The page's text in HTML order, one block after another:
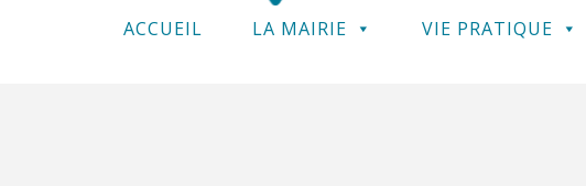
ACCUEIL LA MAIRIE VIE PRATIQUE